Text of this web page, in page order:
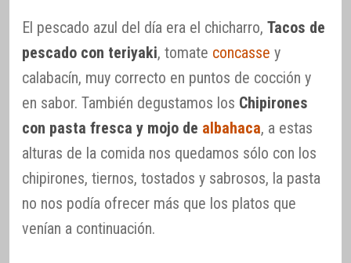
El pescado azul del día era el chicharro, Tacos de
pescado con teriyaki, tomate concasse y
calabacín, muy correcto en puntos de cocción y
en sabor. También degustamos los Chipirones
con pasta fresca y mojo de albahaca, a estas
alturas de la comida nos quedamos sólo con los
chipirones, tiernos, tostados y sabrosos, la pasta
no nos podía ofrecer más que los platos que
venían a continuación.